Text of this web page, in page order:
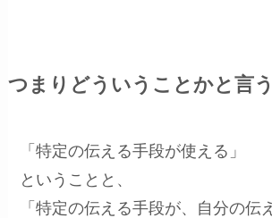
つまりどういうことかと言
「特定の伝える手段が使える」
ということと、
「特定の伝える手段が、自分の伝